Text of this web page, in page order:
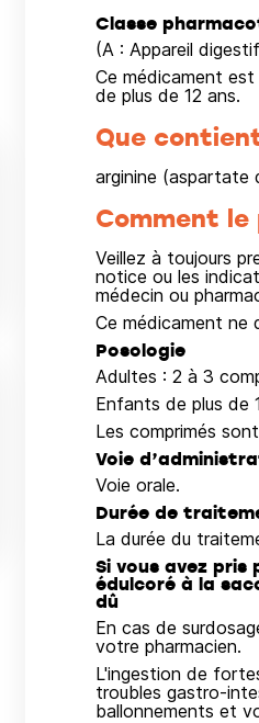
Classe
(A : Appareil
Ce médicament
de plus de 12 ans.
Que
arginine (aspartate
Comment le
Veillez à toujours
notice ou les
médecin ou
Ce médicament ne
Posologie
Adultes : 2 à 3
Enfants de plus de
Les comprimés
Voie
Voie orale.
Durée de
La durée du
Si vous avez pris
édulcoré à la
dû
En cas de
votre pharmacien.
L'ingestion de
troubles gastro-
ballonnements et